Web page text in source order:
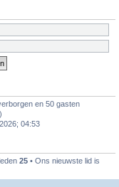
en 50 gasten
04:53
25 • Ons nieuwste lid is